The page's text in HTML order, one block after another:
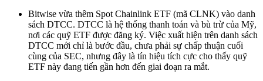
Bitwise vừa thêm Spot Chainlink ETF (mã CLNK) vào danh
sách DTCC. DTCC là hệ thống thanh toán và bù trừ của Mỹ,
nơi các quỹ ETF được đăng ký. Việc xuất hiện trên danh sách
DTCC mới chỉ là bước đầu, chưa phải sự chấp thuận cuối
cùng của SEC, nhưng đây là tín hiệu tích cực cho thấy quỹ
ETF này đang tiến gần hơn đến giai đoạn ra mắt.